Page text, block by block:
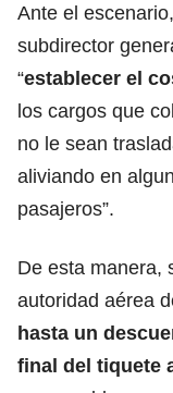
Ante el
subdirector
“establecer el
los cargos que
no le sean
aliviando en
pasajeros”.
De esta manera,
autoridad aérea
hasta un
final del tiquete